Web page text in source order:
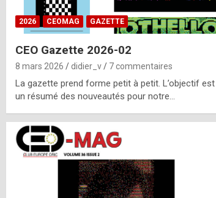
2026 CEOMAG GAZETTE
CEO Gazette 2026-02
8 mars 2026 didier_v 7 commentaires
La gazette prend forme petit à petit. L’objectif est
un résumé des nouveautés pour notre…